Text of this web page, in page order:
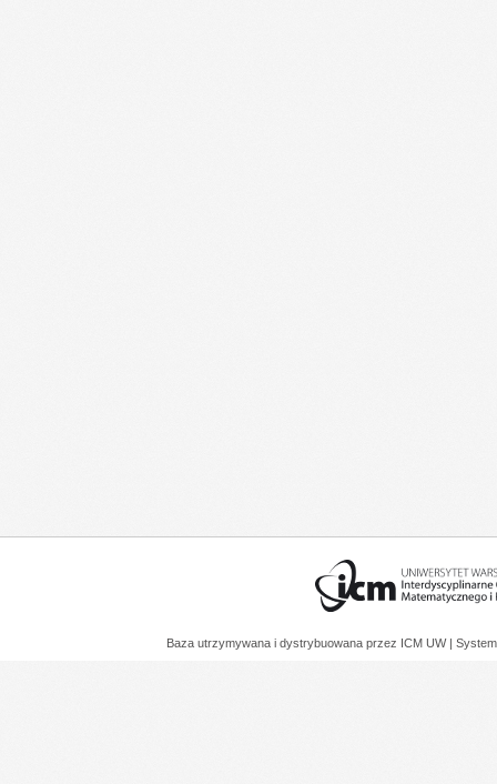
Baza utrzymywana i dystrybuowana przez ICM UW |